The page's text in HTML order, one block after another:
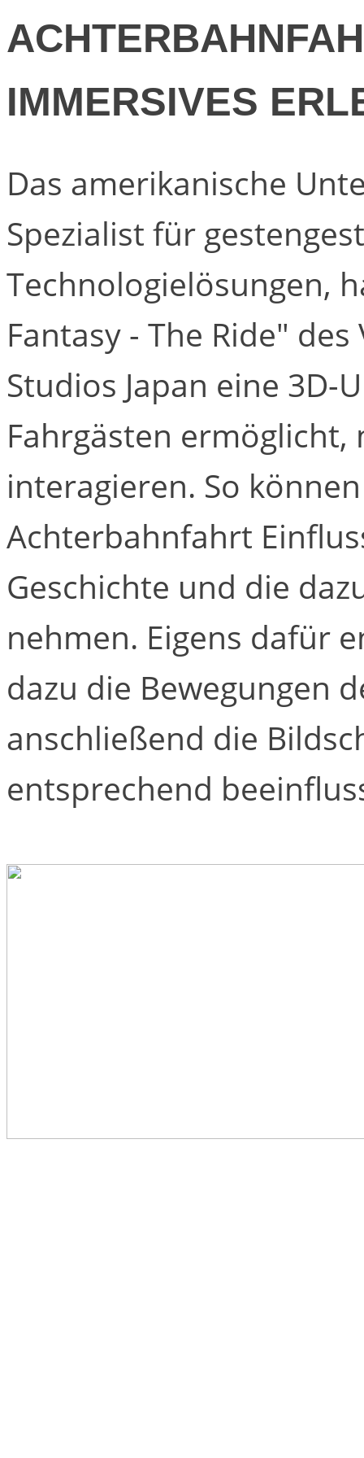
IMMERSIVES
Das amerikanische
Spezialist für
Technologielösungen,
Fantasy - The Ride"
Studios Japan eine 3D-
Fahrgästen
interagieren. So
Achterbahnfahrt
Geschichte und die
nehmen. Eigens dafür
dazu die Bewegungen
anschließend die
entsprechend